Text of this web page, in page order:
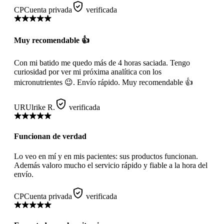
CPCuenta privada verificada
Muy recomendable 👍
Con mi batido me quedo más de 4 horas saciada. Tengo
curiosidad por ver mi próxima analítica con los
micronutrientes 😉. Envío rápido. Muy recomendable 👍
URUlrike R. verificada
Funcionan de verdad
Lo veo en mí y en mis pacientes: sus productos funcionan.
Además valoro mucho el servicio rápido y fiable a la hora del
envío.
CPCuenta privada verificada